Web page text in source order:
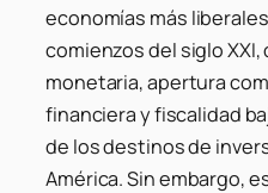
economías más
comienzos del siglo
monetaria, apertura
financiera y fiscalidad
de los destinos de
América. Sin embargo,